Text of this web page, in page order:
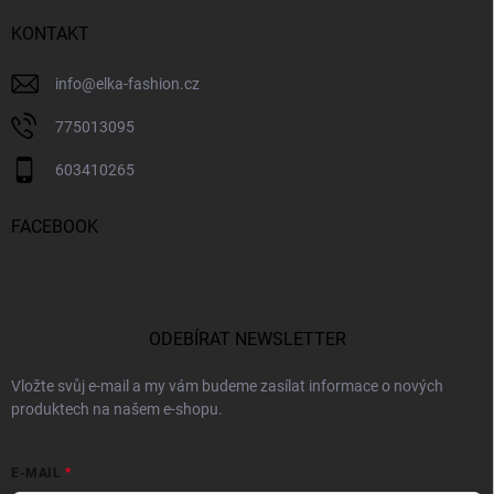
KONTAKT
info@elka-fashion.cz
775013095
603410265
FACEBOOK
ODEBÍRAT NEWSLETTER
Vložte svůj e-mail a my vám budeme zasílat informace o nových
produktech na našem e-shopu.
E-MAIL